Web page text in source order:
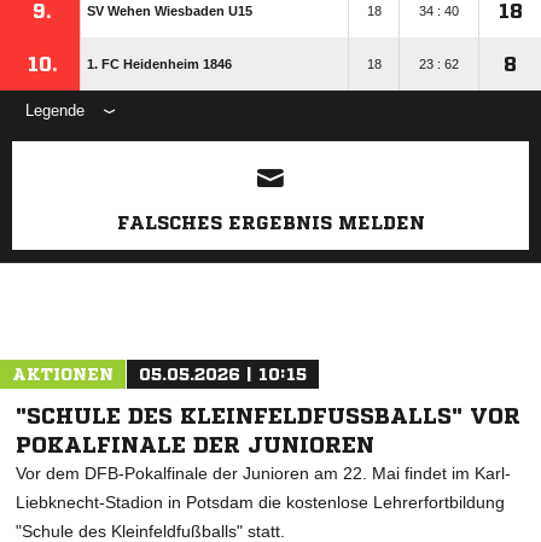
9. SV Wehen Wiesbaden U15 18 34 : 40 18
10. 1. FC Heidenheim 1846 18 23 : 62 8
Legende
ANZEIGE
FALSCHES ERGEBNIS MELDEN
AKTIONEN 05.05.2026 | 10:15
"SCHULE DES KLEINFELDFUSSBALLS" VOR P
OKALFINALE DER JUNIOREN
Vor dem DFB-Pokalfinale der Junioren am 22. Mai findet im Karl-
Liebknecht-Stadion in Potsdam die kostenlose Lehrerfortbildung
"Schule des Kleinfeldfußballs" statt.